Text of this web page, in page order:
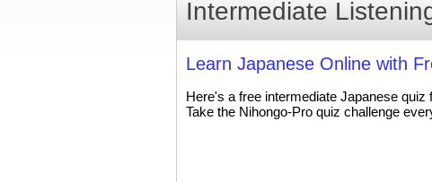
Intermediate
Learn Japanese Online with
Here's a free intermediate Japanese quiz
Take the Nihongo-Pro quiz challenge